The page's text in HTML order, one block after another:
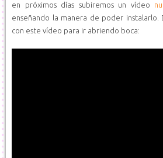
en próximos días subiremos un vídeo
enseñando la manera de poder instalarlo.
con este vídeo para ir abriendo boca: